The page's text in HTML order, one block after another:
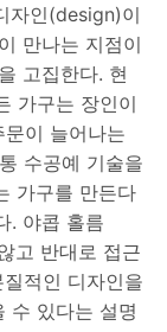
자인(design)이
만나는 지점이
고집한다. 현
가구는 장인이
이 늘어나는
수공예 기술을
가구를 만든다
. 야콥 홀름
고 반대로 접근
적인 디자인을
수 있다는 설명